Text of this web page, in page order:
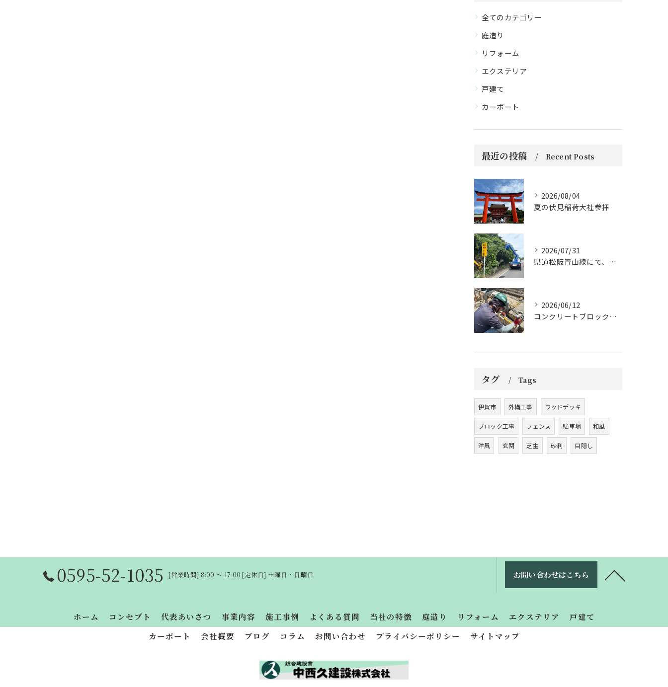
全てのカテゴリー
庭造り
リフォーム
エクステリア
戸建て
カーポート
最近の投稿 Recent Posts
2026/08/04
夏の伏見稲荷大社参拝
2026/07/31
県道松阪青山線にて、支障木の伐採作業を行いました🌲
2026/06/12
コンクリートブロックの設置工事です。
タグ Tags
伊賀市 外構工事 ウッドデッキ
ブロック工事 フェンス 駐車場 和風
洋風 玄関 芝生 砂利 目隠し
0595-52-1035 [営業時間] 8:00 〜 17:00 [定休日] 土曜日・日曜日 お問い合わせはこちら
ホーム コンセプト 代表あいさつ 事業内容 施工事例 よくある質問 当社の特徴 庭造り リフォーム エクステリア
戸建て
カーポート
会社概要 ブログ コラム お問い合わせ プライバシーポリシー サイトマップ